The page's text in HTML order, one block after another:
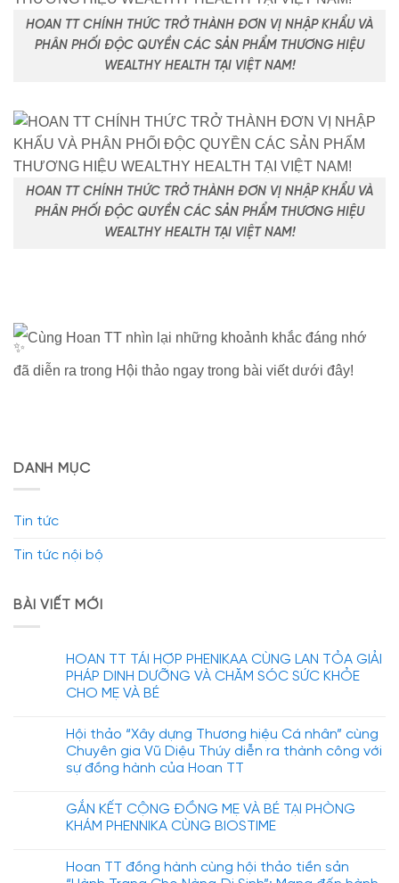
HOAN TT CHÍNH THỨC TRỞ THÀNH ĐƠN VỊ NHẬP KHẨU VÀ
PHÂN PHỐI ĐỘC QUYỀN CÁC SẢN PHẨM THƯƠNG HIỆU
WEALTHY HEALTH TẠI VIỆT NAM!
HOAN TT CHÍNH THỨC TRỞ THÀNH ĐƠN VỊ NHẬP KHẨU VÀ
PHÂN PHỐI ĐỘC QUYỀN CÁC SẢN PHẨM THƯƠNG HIỆU
WEALTHY HEALTH TẠI VIỆT NAM!
Cùng Hoan TT nhìn lại những khoảnh khắc đáng nhớ
đã diễn ra trong Hội thảo ngay trong bài viết dưới đây!
DANH MỤC
Tin tức
Tin tức nội bộ
BÀI VIẾT MỚI
HOAN TT TÁI HỢP PHENIKAA CÙNG LAN TỎA GIẢI
PHÁP DINH DƯỠNG VÀ CHĂM SÓC SỨC KHỎE
CHO MẸ VÀ BÉ
Hội thảo “Xây dựng Thương hiệu Cá nhân” cùng
Chuyên gia Vũ Diệu Thúy diễn ra thành công với
sự đồng hành của Hoan TT
GẮN KẾT CỘNG ĐỒNG MẸ VÀ BÉ TẠI PHÒNG
KHÁM PHENNIKA CÙNG BIOSTIME
Hoan TT đồng hành cùng hội thảo tiền sản